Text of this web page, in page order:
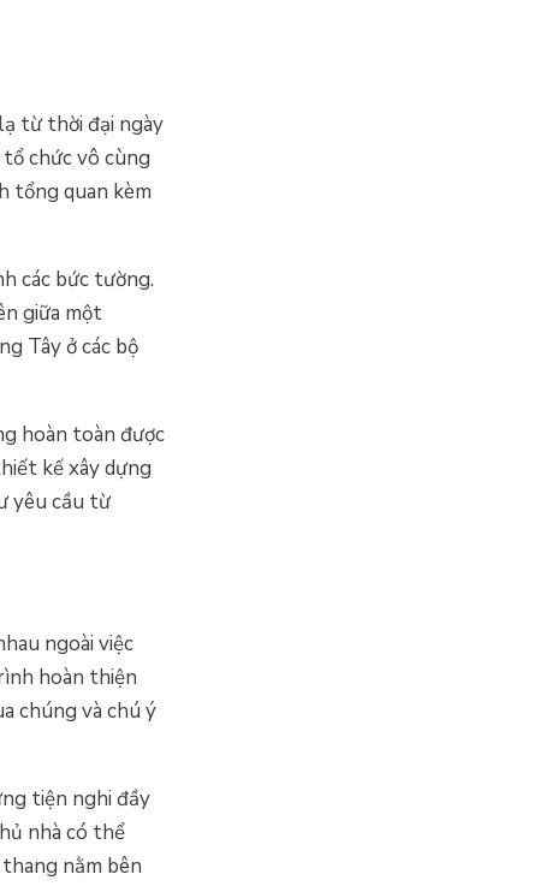
từ thời đại ngày
chức vô cùng
tổng quan kèm
các bức tường.
giữa một
Tây ở các bộ
hoàn toàn được
kế xây dựng
yêu cầu từ
ngoài việc
hoàn thiện
chúng và chú ý
tiện nghi đầy
nhà có thể
nằm bên